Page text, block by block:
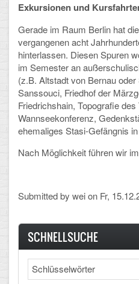
Exkursionen und
Gerade im Raum Berlin hat
vergangenen acht
hinterlassen. Diesen Spuren
im Semester an
(z.B. Altstadt von Bernau
Sanssouci, Friedhof der
Friedrichshain, Topografie
Wannseekonferenz,
ehemaliges Stasi-Gefängnis
Nach Möglichkeit führen wir
Submitted by weion Fr,
SCHNELLSUCHE
Search